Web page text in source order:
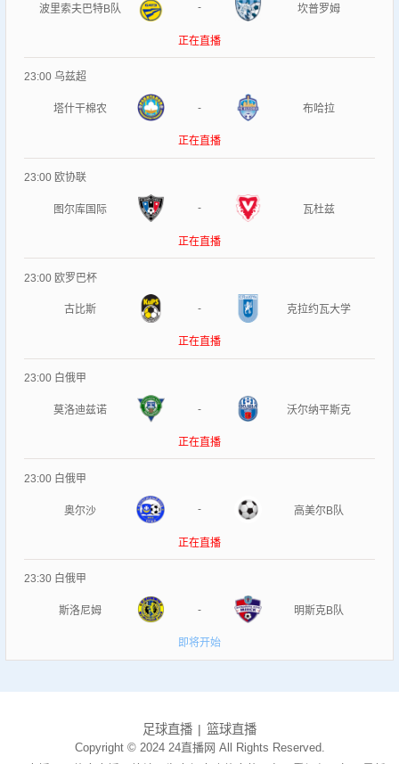
波里索夫巴特B队 - 坎普罗姆
正在直播
23:00 乌兹超
塔什干棉农 - 布哈拉
正在直播
23:00 欧协联
图尔库国际 - 瓦杜兹
正在直播
23:00 欧罗巴杯
古比斯 - 克拉约瓦大学
正在直播
23:00 白俄甲
莫洛迪兹诺 - 沃尔纳平斯克
正在直播
23:00 白俄甲
奥尔沙 - 高美尔B队
正在直播
23:30 白俄甲
斯洛尼姆 - 明斯克B队
即将开始
足球直播 篮球直播
Copyright © 2024 24直播网 All Rights Reserved.